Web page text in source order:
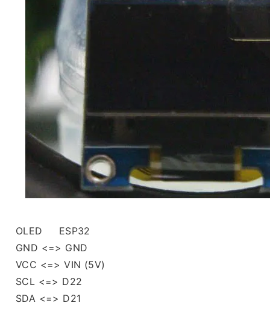
OLED ESP32
GND <=> GND
VCC <=> VIN (5V)
SCL <=> D22
SDA <=> D21